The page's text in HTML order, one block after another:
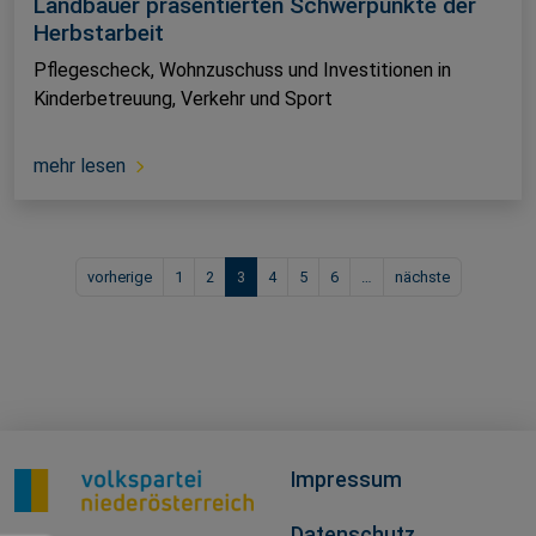
Landbauer präsentierten Schwerpunkte der
Herbstarbeit
Pflegescheck, Wohnzuschuss und Investitionen in
Kinderbetreuung, Verkehr und Sport
mehr lesen
vorherige 1 2 3 4 5 6 … nächste
Impressum